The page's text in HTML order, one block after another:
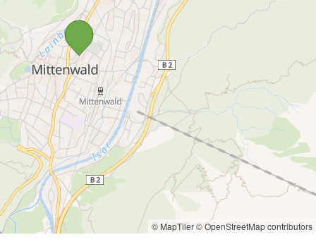
© MapTiler© OpenStreetMap contributors